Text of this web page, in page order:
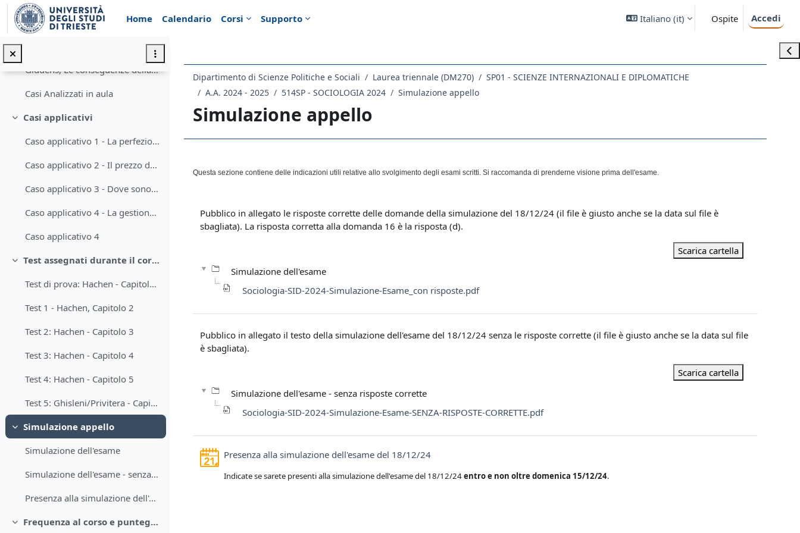
Vai al contenuto principale
Home
Calendario Corsi Supporto Italiano ‎(it)‎ Ospite Accedi
Lettura Caso 1 - Prima lezione
Minimizza
Giddens, Le conseguenze della modernità
Giddens, Le conseguenze della modernità
Casi Analizzati in aula
Minimizza
Casi applicativi
Caso applicativo 1 - La perfezione o la rovina (Caso 1, Cap. 3, Hachen)
Caso applicativo 2 - Il prezzo dell'ammissione (Caso 1, Cap. 4, Hachen)
Caso applicativo 3 - Dove sono finiti tutti i salmoni? (Caso 1, Cap. 5, Hachen)
Caso applicativo 4 - La gestione dei dati personali in un'azienda sanitaria
Caso applicativo 4
Minimizza
Test assegnati durante il corso
Test di prova: Hachen - Capitolo 1
Test 1 - Hachen, Capitolo 2
Test 2: Hachen - Capitolo 3
Test 3: Hachen - Capitolo 4
Test 4: Hachen - Capitolo 5
Test 5: Ghisleni/Privitera - Capitolo 4 su A. Giddens
Minimizza
Simulazione appello
Simulazione dell'esame
Simulazione dell'esame - senza risposte corrette
Presenza alla simulazione dell'esame del 18/12/24
Minimizza Frequenza al corso e punteggi delle attività svolte durante il corso
Dipartimento di Scienze Politiche e Sociali Laurea triennale (DM270)
SP01 - SCIENZE INTERNAZIONALI E DIPLOMATICHE
A.A. 2024 - 2025
514SP - SOCIOLOGIA 2024 Simulazione appello
Simulazione appello
Schema della sezione
Questa sezione contiene delle indicazioni utili relative allo svolgimento degli esami scritti. Si raccomanda di prenderne visione prima dell'esame.
Pubblico in allegato le risposte corrette delle domande della simulazione del 18/12/24 (il file è giusto anche se la data sul file è
sbagliata). La risposta corretta alla domanda 16 è la risposta (d).
Scarica cartella
Simulazione dell'esame
Sociologia-SID-2024-Simulazione-Esame_con risposte.pdf
Pubblico in allegato il testo della simulazione dell'esame del 18/12/24 senza le risposte corrette (il file è giusto anche se la data sul file
è sbagliata).
Scarica cartella
Simulazione dell'esame - senza risposte corrette
Sociologia-SID-2024-Simulazione-Esame-SENZA-RISPOSTE-CORRETTE.pdf
Presenza alla simulazione dell'esame del 18/12/24Prenotazione
Indicate se sarete presenti alla simulazione dell'esame del 18/12/24entro e non oltre domenica 15/12/24.